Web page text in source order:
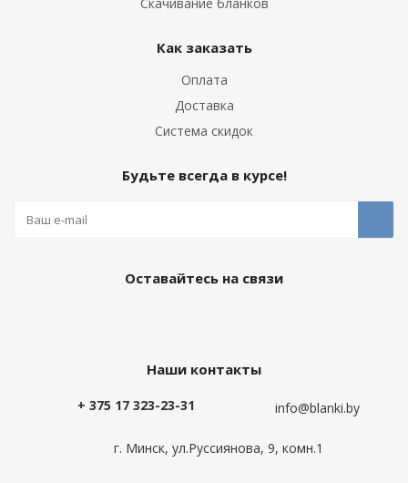
Как заказать
Оплата
Доставка
Система скидок
Будьте всегда в курсе!
Оставайтесь на связи
Наши контакты
+ 375 17 323-23-31 info@blanki.by
г. Минск, ул.Руссиянова, 9, комн.1